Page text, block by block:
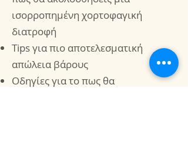
ισορροπημένη χορτοφαγική
διατροφή
Tips για πιο αποτελεσματική
απώλεια βάρους
Οδηγίες για το πως θα